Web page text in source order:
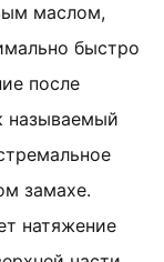
маслом,
быстро
после
называемый
замахе.
натяжение